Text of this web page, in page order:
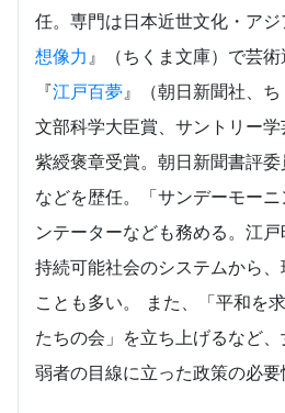
任。専門は日本近世文化・ア
想像力 』（ちくま文庫）で芸術
『江戸百夢』（朝日新聞社、
文部科学大臣賞、サントリー学
紫綬褒章受賞。朝日新聞書評
などを歴任。「サンデーモー
ンテーターなども務める。江戸
持続可能社会のシステムから
ことも多い。 また、「平和を
たちの会」を立ち上げるなど
弱者の目線に立った政策の必要